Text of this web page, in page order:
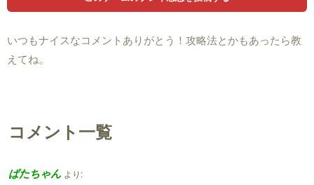
いつもナイスなコメントありがとう！攻略法とかもあったら教
えてね。
コメント一覧
ぱたちゃん より: